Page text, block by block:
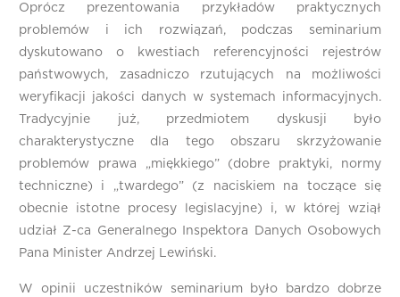
Oprócz prezentowania przykładów praktycznych
problemów i ich rozwiązań, podczas seminarium
dyskutowano o kwestiach referencyjności rejestrów
państwowych, zasadniczo rzutujących na możliwości
weryfikacji jakości danych w systemach informacyjnych.
Tradycyjnie już, przedmiotem dyskusji było
charakterystyczne dla tego obszaru skrzyżowanie
problemów prawa „miękkiego” (dobre praktyki, normy
techniczne) i „twardego” (z naciskiem na toczące się
obecnie istotne procesy legislacyjne) i, w której wziął
udział Z-ca Generalnego Inspektora Danych Osobowych
Pana Minister Andrzej Lewiński.
W opinii uczestników seminarium było bardzo dobrze